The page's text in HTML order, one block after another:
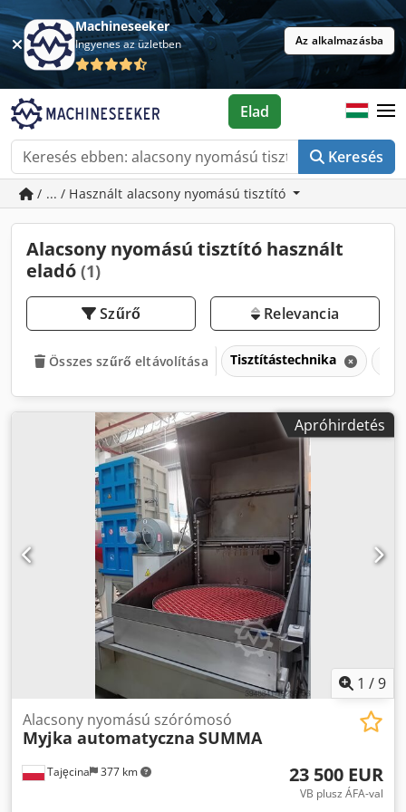
Machineseeker
Ingyenes az üzletben Az alkalmazásba
Keresés
Elad
/ ... / Használt alacsony nyomású tisztító
Alacsony nyomású tisztító használt
eladó (1)
Szűrő Relevancia
Összes szűrő eltávolítása Tisztítástechnika
Apróhirdetés
1 /9
Tajęcina 377 km
Alacsony nyomású szórómosó
Myjka automatyczna SUMMA
23 500 EUR
VB plusz ÁFA-val